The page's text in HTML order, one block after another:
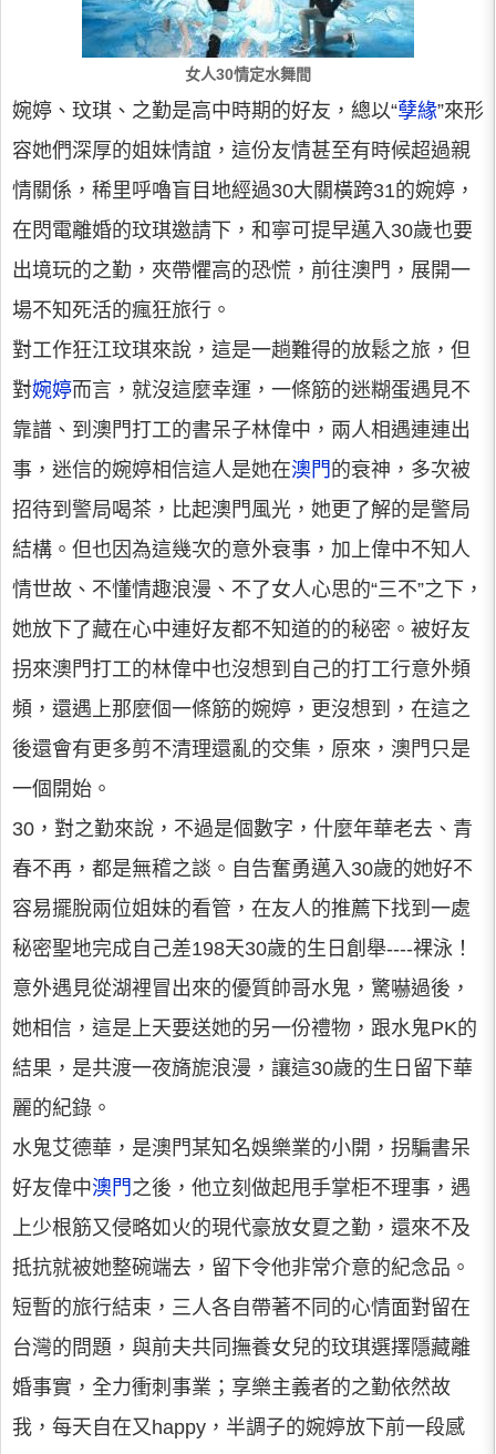
女人30情定水舞間
婉婷、玟琪、之勤是高中時期的好友，總以“孽緣”來形
容她們深厚的姐妹情誼，這份友情甚至有時候超過親
情關係，稀里呼嚕盲目地經過30大關橫跨31的婉婷，
在閃電離婚的玟琪邀請下，和寧可提早邁入30歲也要
出境玩的之勤，夾帶懼高的恐慌，前往澳門，展開一
場不知死活的瘋狂旅行。
對工作狂江玟琪來說，這是一趟難得的放鬆之旅，但
對婉婷而言，就沒這麼幸運，一條筋的迷糊蛋遇見不
靠譜、到澳門打工的書呆子林偉中，兩人相遇連連出
事，迷信的婉婷相信這人是她在澳門 的衰神，多次被
招待到警局喝茶，比起澳門風光，她更了解的是警局
結構。但也因為這幾次的意外衰事，加上偉中不知人
情世故、不懂情趣浪漫、不了女人心思的“三不”之下，
她放下了藏在心中連好友都不知道的的秘密。被好友
拐來澳門打工的林偉中也沒想到自己的打工行意外頻
頻，還遇上那麼個一條筋的婉婷，更沒想到，在這之
後還會有更多剪不清理還亂的交集，原來，澳門只是
一個開始。
30，對之勤來說，不過是個數字，什麼年華老去、青
春不再，都是無稽之談。自告奮勇邁入30歲的她好不
容易擺脫兩位姐妹的看管，在友人的推薦下找到一處
秘密聖地完成自己差198天30歲的生日創舉----裸泳！
意外遇見從湖裡冒出來的優質帥哥水鬼，驚嚇過後，
她相信，這是上天要送她的另一份禮物，跟水鬼PK的
結果，是共渡一夜旖旎浪漫，讓這30歲的生日留下華
麗的紀錄。
水鬼艾德華，是澳門某知名娛樂業的小開，拐騙書呆
好友偉中澳門 之後，他立刻做起甩手掌柜不理事，遇
上少根筋又侵略如火的現代豪放女夏之勤，還來不及
抵抗就被她整碗端去，留下令他非常介意的紀念品。
短暫的旅行結束，三人各自帶著不同的心情面對留在
台灣的問題，與前夫共同撫養女兒的玟琪選擇隱藏離
婚事實，全力衝刺事業；享樂主義者的之勤依然故
我，每天自在又happy，半調子的婉婷放下前一段感